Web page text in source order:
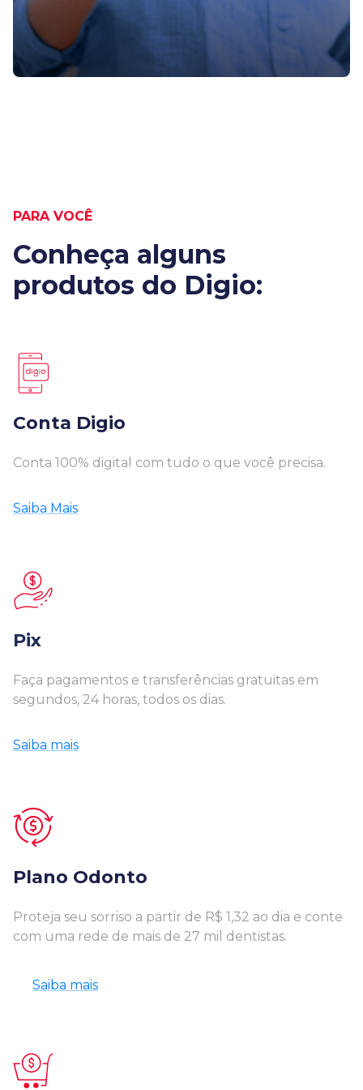
PARA VOCÊ
Conheça alguns
produtos do Digio:
Conta Digio
Conta 100% digital com tudo o que você precisa.
Saiba Mais
Pix
Faça pagamentos e transferências gratuitas em
segundos, 24 horas, todos os dias.
Saiba mais
Plano Odonto
Proteja seu sorriso a partir de R$ 1,32 ao dia e conte
com uma rede de mais de 27 mil dentistas.
Saiba mais